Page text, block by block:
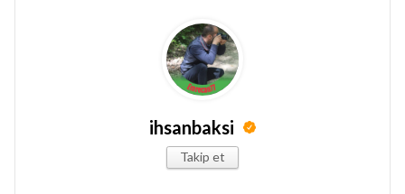
ihsanbaksi
Takip et